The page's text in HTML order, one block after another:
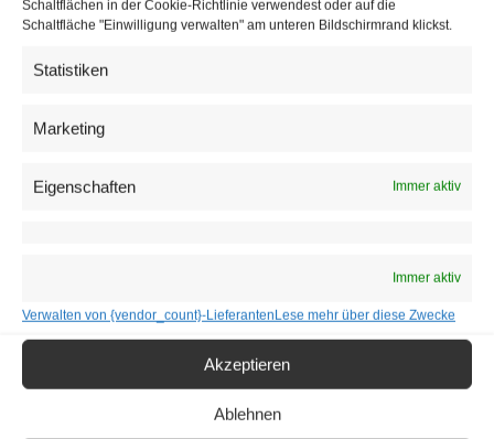
Schaltflächen in der Cookie-Richtlinie verwendest oder auf die
Schaltfläche "Einwilligung verwalten" am unteren Bildschirmrand klickst.
Statistiken
Marketing
Eigenschaften Immer aktiv
Immer aktiv
Verwalten von {vendor_count}-LieferantenLese mehr über diese Zwecke
Akzeptieren
Ablehnen
Nachmittagsunterricht entfallen grundsätzlich. Eltern
die Regeln vorab mit ihren Kindern zu üben.
Versammlungen unerwünscht